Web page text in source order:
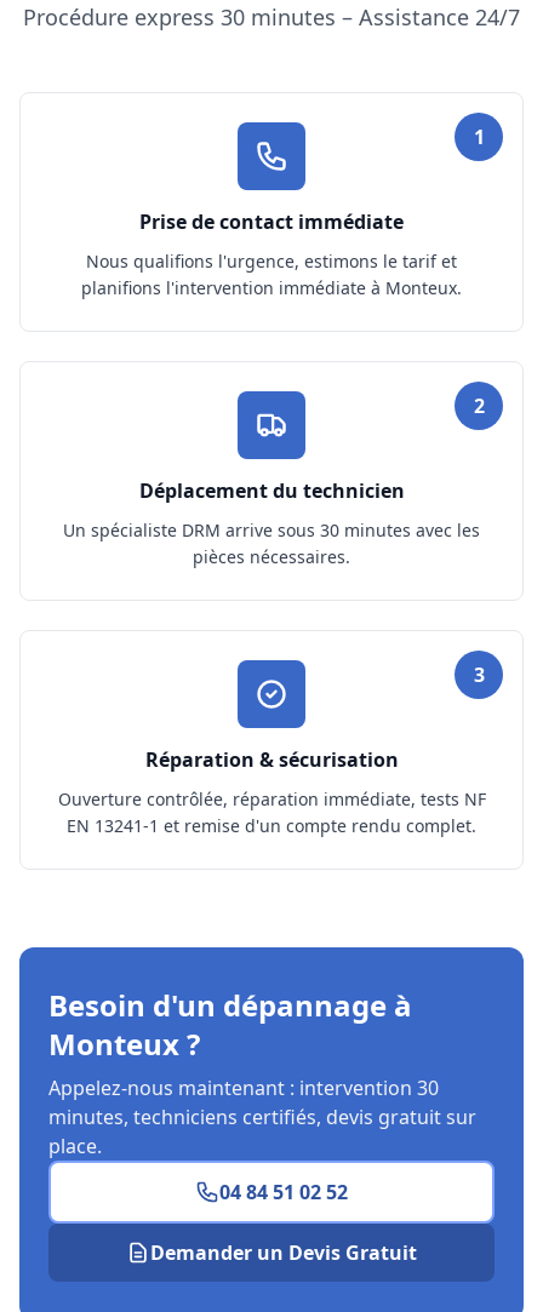
Procédure express 30 minutes – Assistance 24/7
1
Prise de contact immédiate
Nous qualifions l'urgence, estimons le tarif et
planifions l'intervention immédiate à Monteux.
2
Déplacement du technicien
Un spécialiste DRM arrive sous 30 minutes avec les
pièces nécessaires.
3
Réparation & sécurisation
Ouverture contrôlée, réparation immédiate, tests NF
EN 13241-1 et remise d'un compte rendu complet.
Besoin d'un dépannage à
Monteux ?
Appelez-nous maintenant : intervention 30
minutes, techniciens certifiés, devis gratuit sur
place.
04 84 51 02 52
Demander un Devis Gratuit